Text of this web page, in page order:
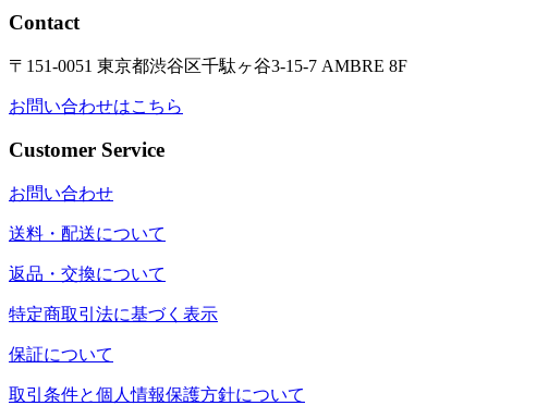
Contact
〒151-0051 東京都渋谷区千駄ヶ谷3-15-7 AMBRE 8F
お問い合わせはこちら
Customer Service
お問い合わせ
送料・配送について
返品・交換について
特定商取引法に基づく表示
保証について
取引条件と個人情報保護方針について